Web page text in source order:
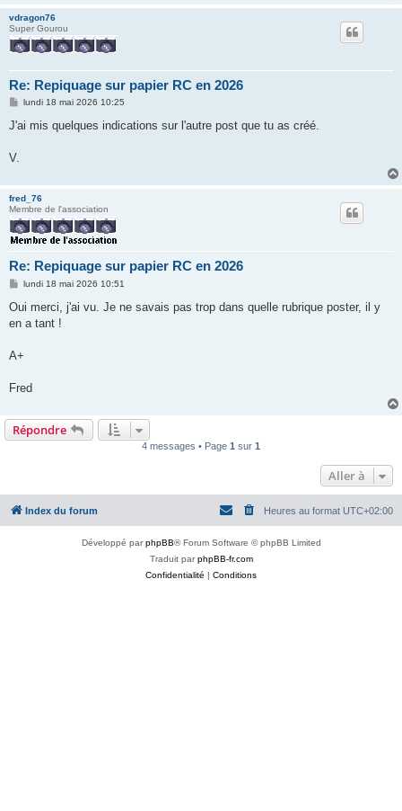
vdragon76
Super Gourou
Re: Repiquage sur papier RC en 2026
M
s
lundi 18 mai 2026 10:25
J'ai mis quelques indications sur l'autre post que tu as créé.
V.
fred_76
Membre de l'association
Re: Repiquage sur papier RC en 2026
M
s
a
lundi 18 mai 2026 10:51
Oui merci, j'ai vu. Je ne savais pas trop dans quelle rubrique poster, il y
en a tant !
A+
Fred
Répondre
4 messages • Page 1 sur 1
Aller à
Index du forum Heures au format UTC+02:00
Développé parphpBB® Forum Software © phpBB Limited
Traduit parphpBB-fr.com
Confidentialité | Conditions